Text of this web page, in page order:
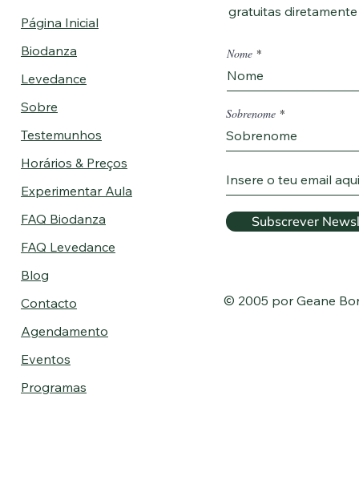
Página Inicial
Biodanza
Levedance
Sobre
Testemunhos
Horários & Preços
Experimentar Aula
FAQ Biodanza
FAQ Levedance
Blog
Contacto
Agendamento
Eventos
Programas
gratuitas
Nome
Sobrenome
Subscrever
© 2005 por Geane